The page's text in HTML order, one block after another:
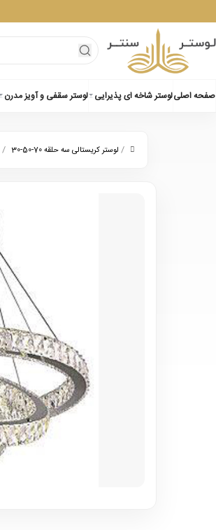
صفحه اصلیلوستر شاخه ای پذیرایی لوستر سقفی و آویز مدرن
/ لوستر کریستالی سه حلقه 70-50-30 /